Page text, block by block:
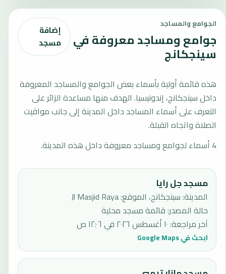
الجوامع والمساجد
جوامع ومساجد معروفة في
سينجكانج
إضافة
مسجد
هذه قائمة أولية بأسماء بعض الجوامع والمساجد المعروفة
داخل سينجكانج، إندونيسيا. الهدف منها مساعدة الزائر على
التعرف على أسماء المساجد داخل المدينة إلى جانب مواقيت
الصلاة واتجاه القبلة.
4 أسماء لجوامع ومساجد معروفة داخل هذه المدينة.
مسجد جل رايا
المدينة: سينجكانج، الموقع: Jl Masjid Raya
حالة المصدر:قائمة مسجد محلية
آخر مراجعة:١٠ أغسطس ٢٠٢٦ في ١٢:٠٦ ص
ابحث في Google Maps